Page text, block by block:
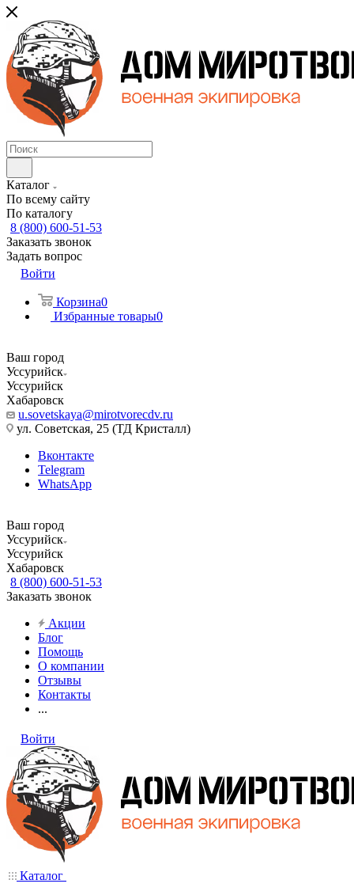
Каталог
По всему сайту
По каталогу
8 (800) 600-51-53
Заказать звонок
Задать вопрос
Войти
Корзина0
Избранные товары0
Ваш город
Уссурийск
Уссурийск
Хабаровск
u.sovetskaya@mirotvorecdv.ru
ул. Советская, 25 (ТД Кристалл)
Вконтакте
Telegram
WhatsApp
Ваш город
Уссурийск
Уссурийск
Хабаровск
8 (800) 600-51-53
Заказать звонок
Акции
Блог
Помощь
О компании
Отзывы
Контакты
...
Войти
Каталог